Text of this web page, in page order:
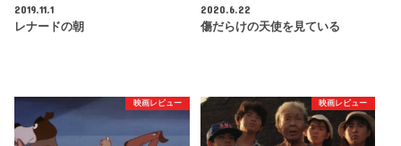
2019.11.1
レナードの朝
2020.6.22
傷だらけの天使を見ている
映画レビュー 映画レビュー